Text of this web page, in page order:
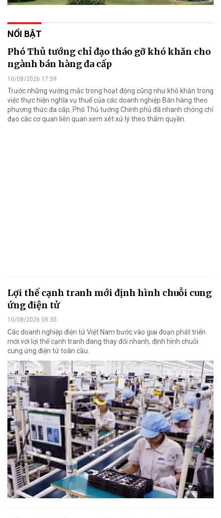
NỔI BẬT
Phó Thủ tướng chỉ đạo tháo gỡ khó khăn cho
ngành bán hàng đa cấp
10/08/2026 17:59
Trước những vướng mắc trong hoạt động cũng như khó khăn trong
việc thực hiện nghĩa vụ thuế của các doanh nghiệp Bán hàng theo
phương thức đa cấp, Phó Thủ tướng Chính phủ đã nhanh chóng chỉ
đạo các cơ quan liên quan xem xét xử lý theo thẩm quyền.
Lợi thế cạnh tranh mới định hình chuỗi cung
ứng điện tử
10/08/2026 05:35
Các doanh nghiệp điện tử Việt Nam bước vào giai đoạn phát triển
mới với lợi thế cạnh tranh đang thay đổi nhanh, định hình chuỗi
cung ứng điện tử toàn cầu.